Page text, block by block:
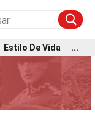
Estilo De Vida ...